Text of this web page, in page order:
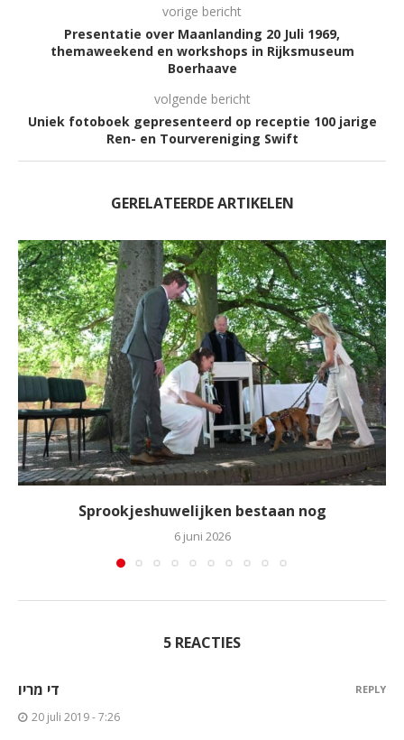
vorige bericht
Presentatie over Maanlanding 20 Juli 1969,
themaweekend en workshops in Rijksmuseum
Boerhaave
volgende bericht
Uniek fotoboek gepresenteerd op receptie 100 jarige
Ren- en Tourvereniging Swift
GERELATEERDE ARTIKELEN
Sprookjeshuwelijken bestaan nog
6 juni 2026
5 REACTIES
די מריו
20 juli 2019 - 7:26
REPLY